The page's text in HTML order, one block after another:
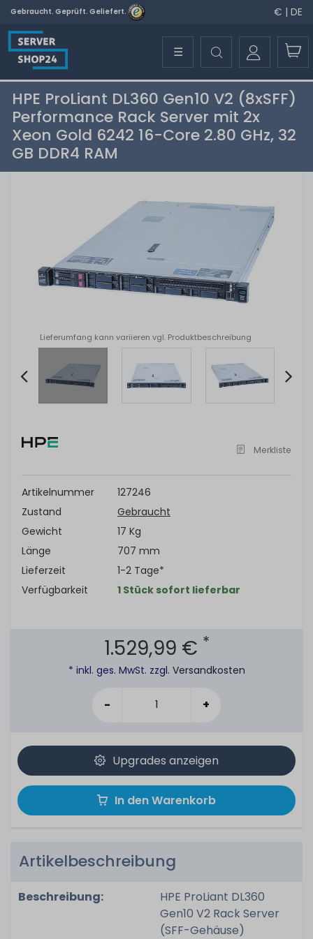
Gebraucht. Geprüft. Geliefert. € | DE
☰
HPE ProLiant DL360 Gen10 V2 (8xSFF)
Performance Rack Server mit 2x
Xeon Gold 6242 16-Core 2.80 GHz, 32
GB DDR4 RAM
Lieferumfang kann variieren vgl. Produktbeschreibung
of
Merkliste
Artikelnummer
127246
Zustand
Gebraucht
Gewicht
17 Kg
Länge
707 mm
Lieferzeit
1-2 Tage*
Verfügbarkeit
1 Stück sofort lieferbar
1.529,99 € *
* inkl. ges. MwSt. zzgl. Versandkosten
- +
Upgrades anzeigen
In den Warenkorb
Artikelbeschreibung
Beschreibung:
HPE ProLiant DL360
Gen10 V2 Rack Server
(SFF-Gehäuse)